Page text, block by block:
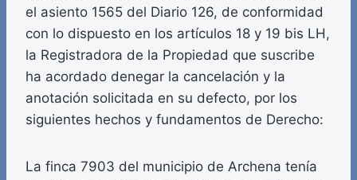
el asiento 1565 del Diario 126, de conformidad
con lo dispuesto en los artículos 18 y 19 bis LH,
la Registradora de la Propiedad que suscribe
ha acordado denegar la cancelación y la
anotación solicitada en su defecto, por los
siguientes hechos y fundamentos de Derecho:
La finca 7903 del municipio de Archena tenía